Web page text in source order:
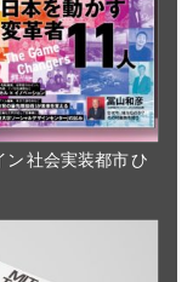
社会実装都市 ひ